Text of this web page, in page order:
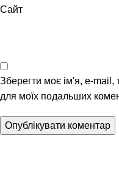
Сайт
Зберегти моє ім'я, e-mail,
для моїх подальших